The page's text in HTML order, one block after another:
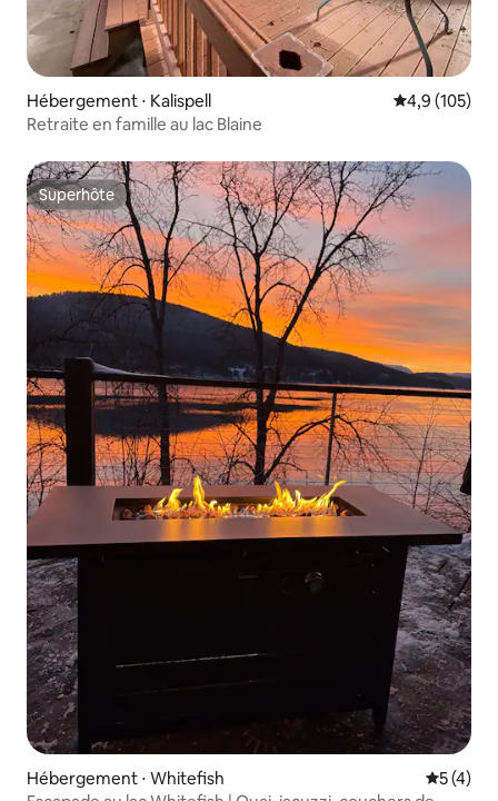
Hébergement ⋅ Kalispell Évaluation
4,9 (105)
Retraite en famille au lac Blaine
Superhôte
Superhôte
Hébergement ⋅ Whitefish
5 (4)